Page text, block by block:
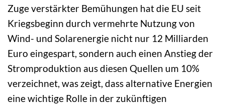
Zuge verstärkter Bemühungen hat die EU seit
Kriegsbeginn durch vermehrte Nutzung von
Wind- und Solarenergie nicht nur 12 Milliarden
Euro eingespart, sondern auch einen Anstieg der
Stromproduktion aus diesen Quellen um 10%
verzeichnet, was zeigt, dass alternative Energien
eine wichtige Rolle in der zukünftigen